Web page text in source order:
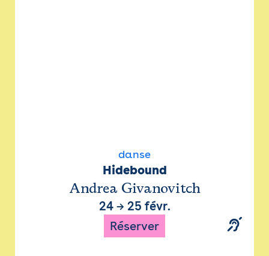
danse
Hidebound
Andrea Givanovitch
24→ 25 févr.
Réserver